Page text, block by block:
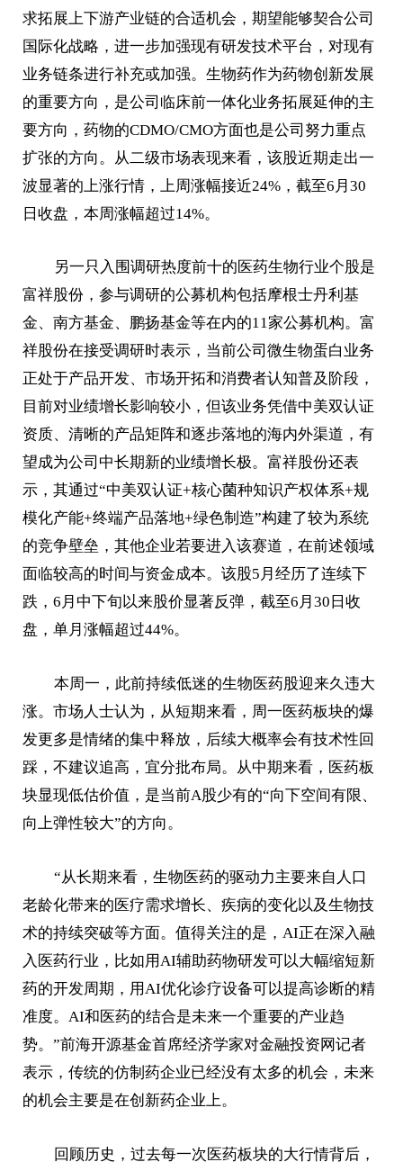
求拓展上下游产业链的合适机会，期望能够契合公司
国际化战略，进一步加强现有研发技术平台，对现有
业务链条进行补充或加强。生物药作为药物创新发展
的重要方向，是公司临床前一体化业务拓展延伸的主
要方向，药物的CDMO/CMO方面也是公司努力重点
扩张的方向。从二级市场表现来看，该股近期走出一
波显著的上涨行情，上周涨幅接近24%，截至6月30
日收盘，本周涨幅超过14%。
另一只入围调研热度前十的医药生物行业个股是
富祥股份，参与调研的公募机构包括摩根士丹利基
金、南方基金、鹏扬基金等在内的11家公募机构。富
祥股份在接受调研时表示，当前公司微生物蛋白业务
正处于产品开发、市场开拓和消费者认知普及阶段，
目前对业绩增长影响较小，但该业务凭借中美双认证
资质、清晰的产品矩阵和逐步落地的海内外渠道，有
望成为公司中长期新的业绩增长极。富祥股份还表
示，其通过“中美双认证+核心菌种知识产权体系+规
模化产能+终端产品落地+绿色制造”构建了较为系统
的竞争壁垒，其他企业若要进入该赛道，在前述领域
面临较高的时间与资金成本。该股5月经历了连续下
跌，6月中下旬以来股价显著反弹，截至6月30日收
盘，单月涨幅超过44%。
本周一，此前持续低迷的生物医药股迎来久违大
涨。市场人士认为，从短期来看，周一医药板块的爆
发更多是情绪的集中释放，后续大概率会有技术性回
踩，不建议追高，宜分批布局。从中期来看，医药板
块显现低估价值，是当前A股少有的“向下空间有限、
向上弹性较大”的方向。
“从长期来看，生物医药的驱动力主要来自人口
老龄化带来的医疗需求增长、疾病的变化以及生物技
术的持续突破等方面。值得关注的是，AI正在深入融
入医药行业，比如用AI辅助药物研发可以大幅缩短新
药的开发周期，用AI优化诊疗设备可以提高诊断的精
准度。AI和医药的结合是未来一个重要的产业趋
势。”前海开源基金首席经济学家对金融投资网记者
表示，传统的仿制药企业已经没有太多的机会，未来
的机会主要是在创新药企业上。
回顾历史，过去每一次医药板块的大行情背后，